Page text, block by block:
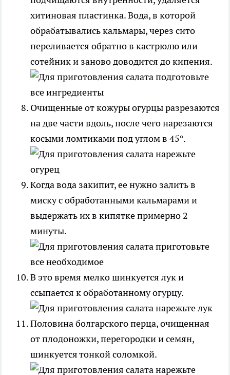
хитиновая пластинка. Вода, в которой
обрабатывались кальмары, через сито
переливается обратно в кастрюлю или
сотейник и заново доводится до кипения.
Очищенные от кожуры огурцы разрезаются
на две части вдоль, после чего нарезаются
косыми ломтиками под углом в 45°.
Когда вода закипит, ее нужно залить в
миску с обработанными кальмарами и
выдержать их в кипятке примерно 2
минуты.
В это время мелко шинкуется лук и
ссыпается к обработанному огурцу.
Половина болгарского перца, очищенная
от плодоножки, перегородки и семян,
шинкуется тонкой соломкой.